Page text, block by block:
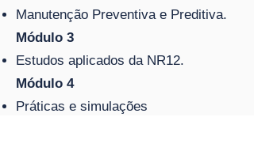
Manutenção Preventiva e Preditiva.
Módulo 3
Estudos aplicados da NR12.
Módulo 4
Práticas e simulações